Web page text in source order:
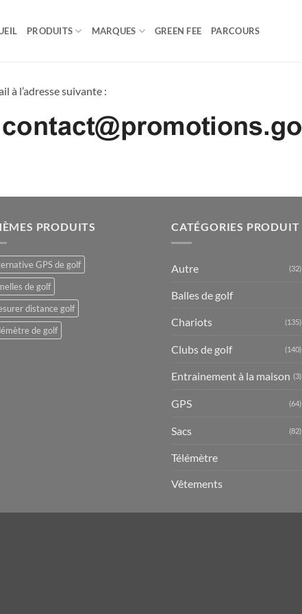
PRODUITS MARQUES GREEN FEE PARCOURS
à l’adresse suivante :
PRODUITS
GPS de golf
de golf
distance golf
de golf
CATÉGORIES PRODUIT
Autre (32)
Balles de golf
Chariots (135)
Clubs de golf (140)
Entrainement à la maison (3)
GPS (64)
Sacs (82)
Télémètre
Vêtements